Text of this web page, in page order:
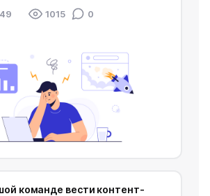
1015 0
команде вести контент-